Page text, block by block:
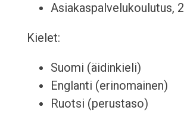
Asiakaspalvelukoulutus,
Kielet:
Suomi (äidinkieli)
Englanti (erinomainen)
Ruotsi (perustaso)